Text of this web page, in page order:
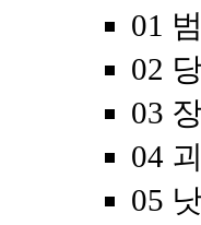
01
02
03
04
05